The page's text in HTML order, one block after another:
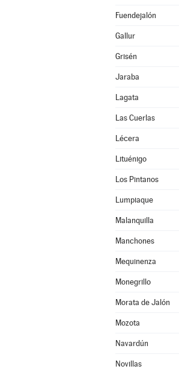
Fuendejalón
Gallur
Grisén
Jaraba
Lagata
Las Cuerlas
Lécera
Lituénigo
Los Pintanos
Lumpiaque
Malanquilla
Manchones
Mequinenza
Monegrillo
Morata de Jalón
Mozota
Navardún
Novillas